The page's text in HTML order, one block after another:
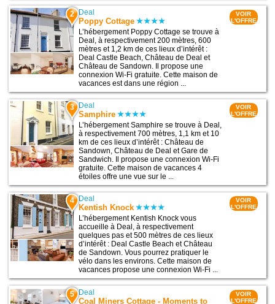
2 Deal
Poppy Cottage
L’hébergement Poppy Cottage se trouve à
Deal, à respectivement 200 mètres, 600
mètres et 1,2 km de ces lieux d’intérêt :
Deal Castle Beach, Château de Deal et
Château de Sandown. Il propose une
connexion Wi-Fi gratuite. Cette maison de
vacances est dans une région ...
VOIR
L'OFFRE
3 Deal
Samphire
L’hébergement Samphire se trouve à Deal,
à respectivement 700 mètres, 1,1 km et 10
km de ces lieux d’intérêt : Château de
Sandown, Château de Deal et Gare de
Sandwich. Il propose une connexion Wi-Fi
gratuite. Cette maison de vacances 4
étoiles offre une vue sur le ...
VOIR
L'OFFRE
4 Deal
Kentish Knock
L’hébergement Kentish Knock vous
accueille à Deal, à respectivement
quelques pas et 500 mètres de ces lieux
d’intérêt : Deal Castle Beach et Château
de Sandown. Vous pourrez pratiquer le
vélo dans les environs. Cette maison de
vacances propose une connexion Wi-Fi ...
VOIR
L'OFFRE
5 Deal
Coal Miners Cottage - Moments to
VOIR
L'OFFRE